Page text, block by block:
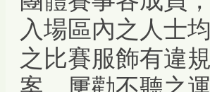
入場區內之人士
之比賽服飾有違